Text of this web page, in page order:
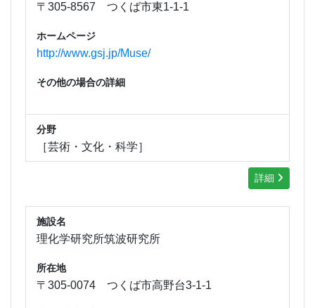
〒305-8567 つくば市東1-1-1
ホームページ
http://www.gsj.jp/Muse/
その他の場合の詳細
分野
［芸術・文化・科学］
詳細
施設名
理化学研究所筑波研究所
所在地
〒305-0074 つくば市高野台3-1-1